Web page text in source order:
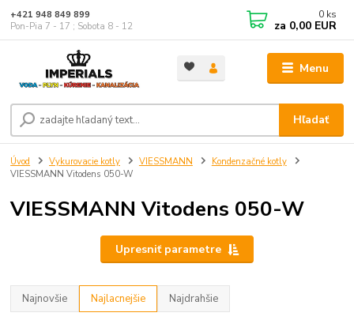
Menu
Hľadať
+421 948 849 899
Pon-Pia 7 - 17 ; Sobota 8 - 12
0 ks
za 0,00 EUR
Úvod Vykurovacie kotly VIESSMANN
Kondenzačné kotly
VIESSMANN Vitodens 050-W
VIESSMANN Vitodens 050-W
Upresniť parametre
Najnovšie Najlacnejšie Najdrahšie